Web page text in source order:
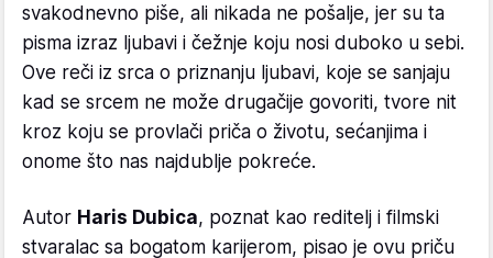
svakodnevno piše, ali nikada ne pošalje, jer su ta
pisma izraz ljubavi i čežnje koju nosi duboko u sebi.
Ove reči iz srca o priznanju ljubavi, koje se sanjaju
kad se srcem ne može drugačije govoriti, tvore nit
kroz koju se provlači priča o životu, sećanjima i
onome što nas najdublje pokreće.
Autor Haris Dubica, poznat kao reditelj i filmski
stvaralac sa bogatom karijerom, pisao je ovu priču